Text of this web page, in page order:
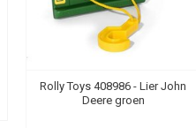
Rolly Toys 408986 - Lier John
Deere groen